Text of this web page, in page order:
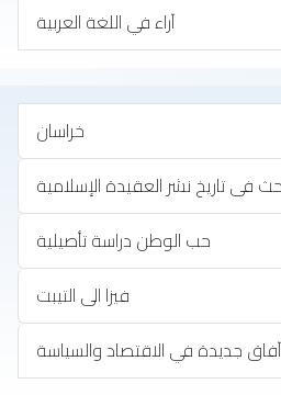
آراء في اللغة العربية
خراسان
فى تاريخ نشر العقيدة الإسلامية
حب الوطن دراسة تأصيلية
فيزا الى التيبت
جديدة في الاقتصاد والسياسة